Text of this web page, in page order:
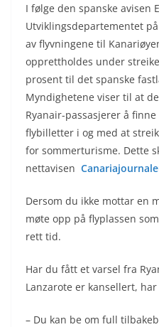
I følge den spanske avisen
Utviklingsdepartementet
av flyvningene til
opprettholdes under
prosent til det spanske
Myndighetene viser til at
Ryanair-passasjerer å
flybilletter i og med at
for sommerturisme. Dette
nettavisen
Dersom du ikke mottar en
møte opp på flyplassen
rett tid.
Har du fått et varsel fra
Lanzarote er kansellert,
– Du kan be om full